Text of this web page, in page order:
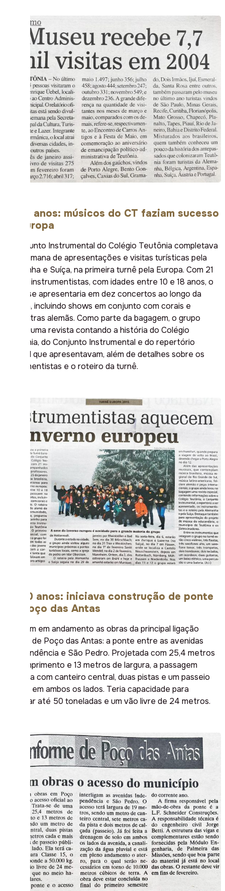
Há 10 anos: músicos do CT faziam sucesso
na Europa
O Conjunto Instrumental do Colégio Teutônia completava
uma semana de apresentações e visitas turísticas pela
Alemanha e Suíça, na primeira turnê pela Europa. Com 21
jovens instrumentistas, com idades entre 10 e 18 anos, o
grupo se apresentaria em dez concertos ao longo da
viagem, incluindo shows em conjunto com corais e
orquestras alemãs. Como parte da bagagem, o grupo
levava uma revista contando a história do Colégio
Teutônia, do Conjunto Instrumental e do repertório
musical que apresentavam, além de detalhes sobre os
instrumentistas e o roteiro da turnê.
Há 30 anos: iniciava construção de ponte
em Poço das Antas
Estavam em andamento as obras da principal ligação
interna de Poço das Antas: a ponte entre as avenidas
Independência e São Pedro. Projetada com 25,4 metros
de comprimento e 13 metros de largura, a passagem
contava com canteiro central, duas pistas e um passeio
público em ambos os lados. Teria capacidade para
suportar até 50 toneladas e um vão livre de 24 metros.